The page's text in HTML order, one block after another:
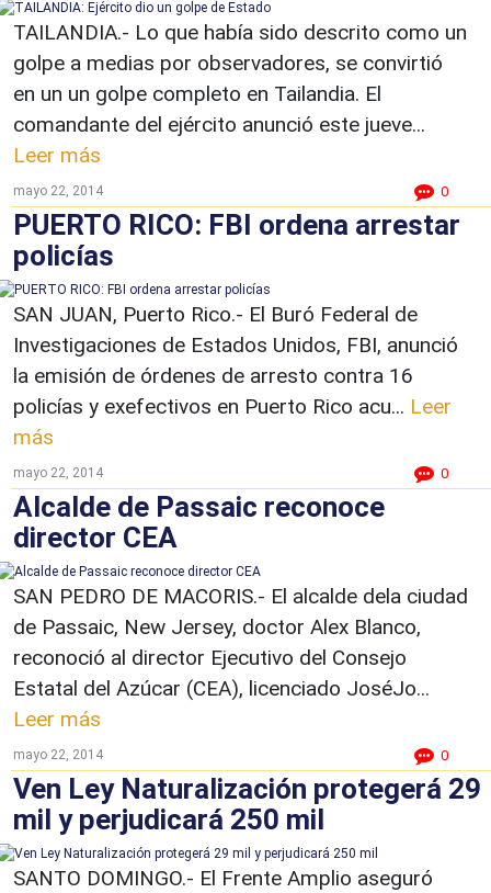
TAILANDIA.- Lo que había sido descrito como un
golpe a medias por observadores, se convirtió
en un un golpe completo en Tailandia. El
comandante del ejército anunció este jueve...
Leer más
mayo 22, 2014 0
PUERTO RICO: FBI ordena arrestar
policías
SAN JUAN, Puerto Rico.- El Buró Federal de
Investigaciones de Estados Unidos, FBI, anunció
la emisión de órdenes de arresto contra 16
policías y exefectivos en Puerto Rico acu... Leer
más
mayo 22, 2014 0
Alcalde de Passaic reconoce
director CEA
SAN PEDRO DE MACORIS.- El alcalde dela ciudad
de Passaic, New Jersey, doctor Alex Blanco,
reconoció al director Ejecutivo del Consejo
Estatal del Azúcar (CEA), licenciado JoséJo...
Leer más
mayo 22, 2014 0
Ven Ley Naturalización protegerá 29
mil y perjudicará 250 mil
SANTO DOMINGO.- El Frente Amplio aseguró